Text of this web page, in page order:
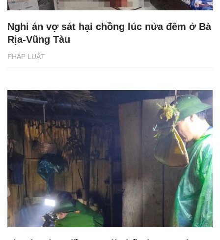
PHÁP LUẬT
Nghi án vợ sát hại chồng lúc nửa đêm ở Bà
Rịa-Vũng Tàu